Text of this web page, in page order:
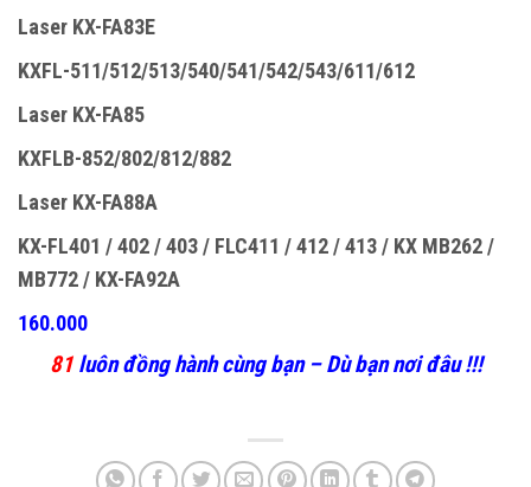
Laser KX-FA83E
KXFL-511/512/513/540/541/542/543/611/612
Laser KX-FA85
KXFLB-852/802/812/882
Laser KX-FA88A
KX-FL401 / 402 / 403 / FLC411 / 412 / 413 / KX MB262 /
MB772 / KX-FA92A
160.000
81luôn đồng hành cùng bạn – Dù bạn nơi đâu !!!